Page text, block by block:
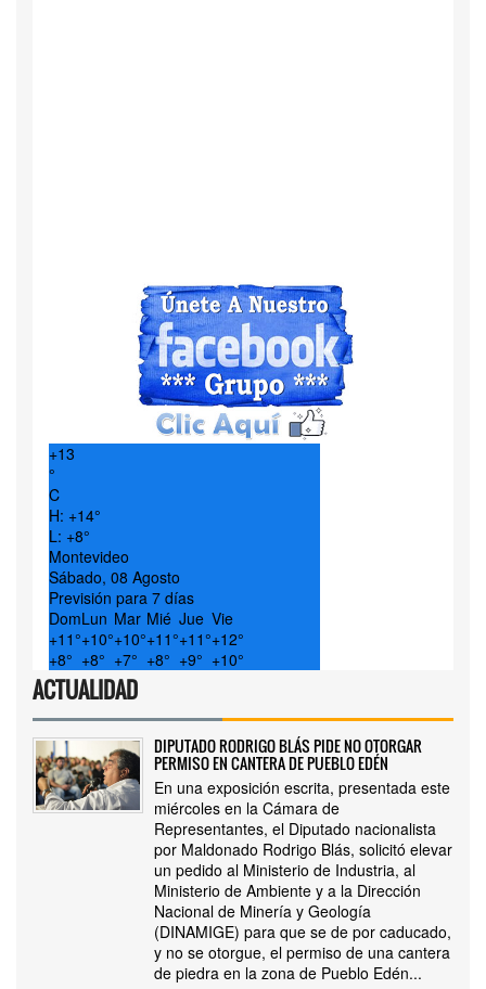
+13
°
C
H: +14°
L: +8°
Montevideo
Sábado, 08 Agosto
Previsión para 7 días
DomLun Mar Mié Jue Vie
+11°+10°+10°+11°+11°+12°
+8° +8° +7° +8° +9° +10°
ACTUALIDAD
DIPUTADO RODRIGO BLÁS PIDE NO OTORGAR
PERMISO EN CANTERA DE PUEBLO EDÉN
En una exposición escrita, presentada este
miércoles en la Cámara de
Representantes, el Diputado nacionalista
por Maldonado Rodrigo Blás, solicitó elevar
un pedido al Ministerio de Industria, al
Ministerio de Ambiente y a la Dirección
Nacional de Minería y Geología
(DINAMIGE) para que se de por caducado,
y no se otorgue, el permiso de una cantera
de piedra en la zona de Pueblo Edén...